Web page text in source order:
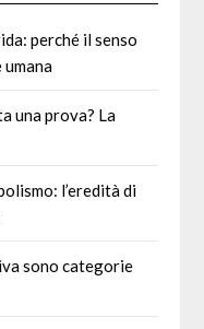
perché il senso
una prova? La
l’eredità di
sono categorie